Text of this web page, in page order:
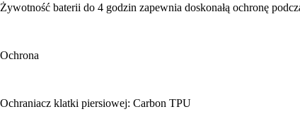
Żywotność baterii do 4 godzin zapewnia doskonałą ochronę
Ochrona
Ochraniacz klatki piersiowej: Carbon TPU